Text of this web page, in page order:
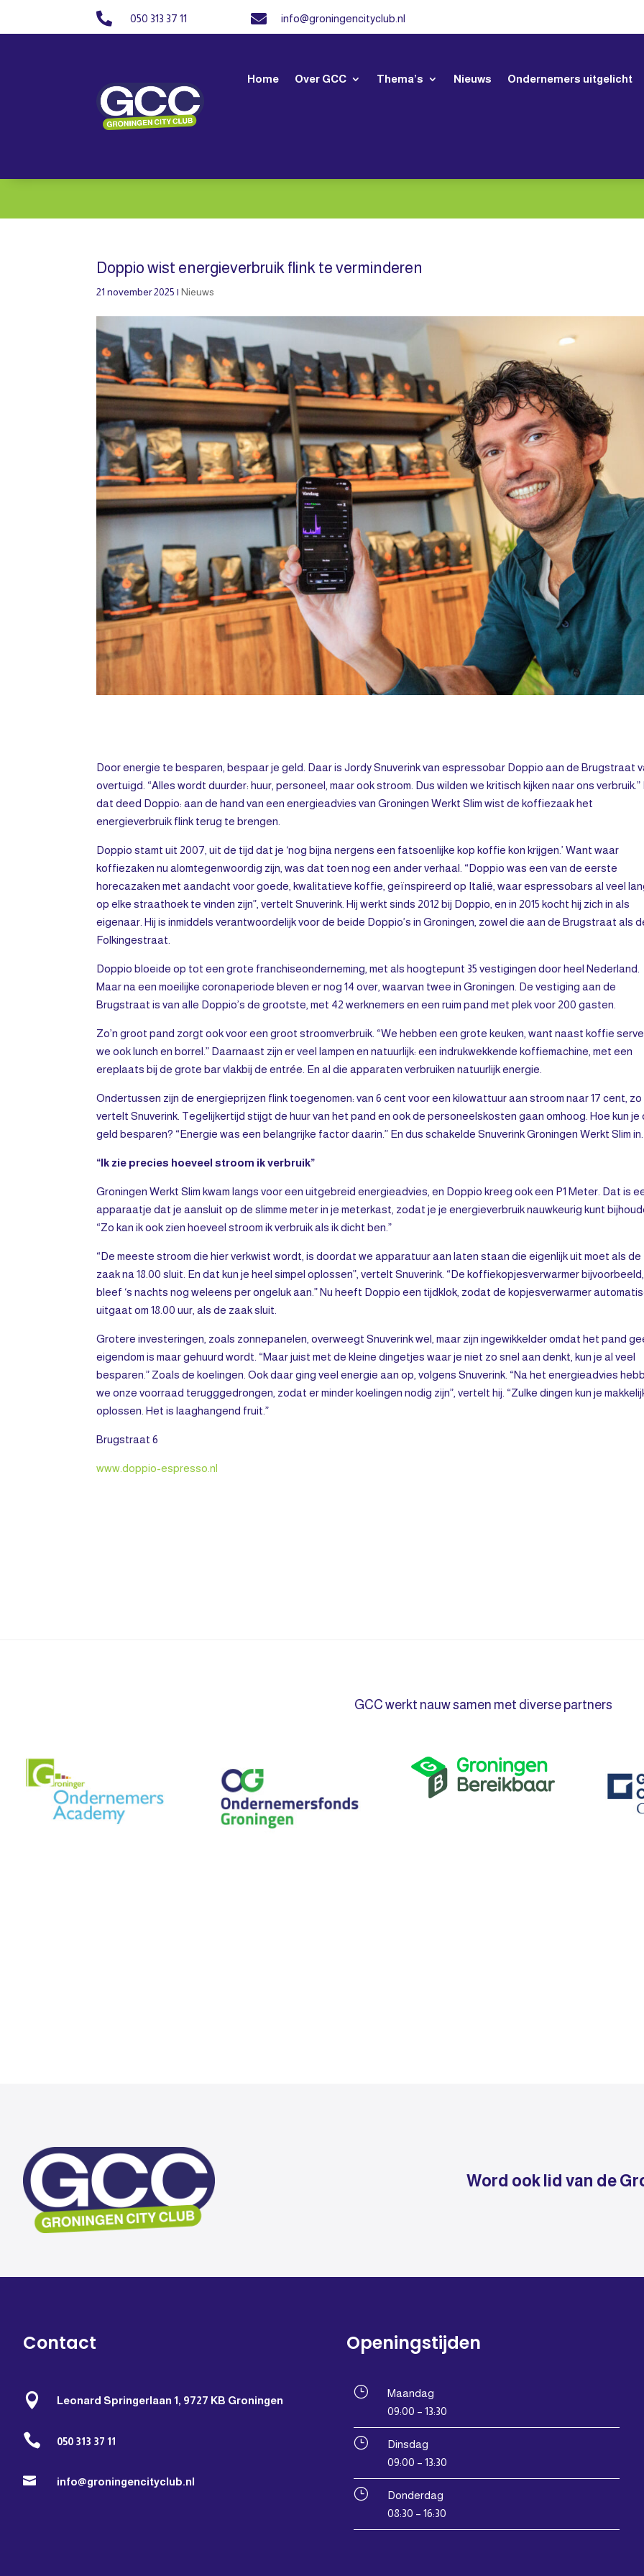
 050 313 37 11  info@groningencityclub.nl
Home Over GCC Thema’s Nieuws Ondernemers uitgelicht
Doppio wist energieverbruik flink te verminderen
21 november 2025 |Nieuws
Door energie te besparen, bespaar je geld. Daar is Jordy Snuverink van espressobar Doppio aan de Brugstraat
overtuigd. “Alles wordt duurder: huur, personeel, maar ook stroom. Dus wilden we kritisch kijken naar ons verbruik.”
dat deed Doppio: aan de hand van een energieadvies van Groningen Werkt Slim wist de koffiezaak het
energieverbruik flink terug te brengen.
Doppio stamt uit 2007, uit de tijd dat je ‘nog bijna nergens een fatsoenlijke kop koffie kon krijgen.’ Want waar
koffiezaken nu alomtegenwoordig zijn, was dat toen nog een ander verhaal. “Doppio was een van de eerste
horecazaken met aandacht voor goede, kwalitatieve koffie, geïnspireerd op Italië, waar espressobars al veel
op elke straathoek te vinden zijn”, vertelt Snuverink. Hij werkt sinds 2012 bij Doppio, en in 2015 kocht hij zich in als
eigenaar. Hij is inmiddels verantwoordelijk voor de beide Doppio’s in Groningen, zowel die aan de Brugstraat als
Folkingestraat.
Doppio bloeide op tot een grote franchiseonderneming, met als hoogtepunt 35 vestigingen door heel Nederland.
Maar na een moeilijke coronaperiode bleven er nog 14 over, waarvan twee in Groningen. De vestiging aan de
Brugstraat is van alle Doppio’s de grootste, met 42 werknemers en een ruim pand met plek voor 200 gasten.
Zo’n groot pand zorgt ook voor een groot stroomverbruik. “We hebben een grote keuken, want naast koffie
we ook lunch en borrel.” Daarnaast zijn er veel lampen en natuurlijk: een indrukwekkende koffiemachine, met een
ereplaats bij de grote bar vlakbij de entrée. En al die apparaten verbruiken natuurlijk energie.
Ondertussen zijn de energieprijzen flink toegenomen: van 6 cent voor een kilowattuur aan stroom naar 17 cent, zo
vertelt Snuverink. Tegelijkertijd stijgt de huur van het pand en ook de personeelskosten gaan omhoog. Hoe kun je
geld besparen? “Energie was een belangrijke factor daarin.” En dus schakelde Snuverink Groningen Werkt Slim in.
“Ik zie precies hoeveel stroom ik verbruik”
Groningen Werkt Slim kwam langs voor een uitgebreid energieadvies, en Doppio kreeg ook een P1 Meter. Dat is
apparaatje dat je aansluit op de slimme meter in je meterkast, zodat je je energieverbruik nauwkeurig kunt
“Zo kan ik ook zien hoeveel stroom ik verbruik als ik dicht ben.”
“De meeste stroom die hier verkwist wordt, is doordat we apparatuur aan laten staan die eigenlijk uit moet als de
zaak na 18.00 sluit. En dat kun je heel simpel oplossen”, vertelt Snuverink. “De koffiekopjesverwarmer
bleef ‘s nachts nog weleens per ongeluk aan.” Nu heeft Doppio een tijdklok, zodat de kopjesverwarmer
uitgaat om 18.00 uur, als de zaak sluit.
Grotere investeringen, zoals zonnepanelen, overweegt Snuverink wel, maar zijn ingewikkelder omdat het pand
eigendom is maar gehuurd wordt. “Maar juist met de kleine dingetjes waar je niet zo snel aan denkt, kun je al veel
besparen.” Zoals de koelingen. Ook daar ging veel energie aan op, volgens Snuverink. “Na het energieadvies
we onze voorraad terugggedrongen, zodat er minder koelingen nodig zijn”, vertelt hij. “Zulke dingen kun je
oplossen. Het is laaghangend fruit.”
Brugstraat 6
www.doppio-espresso.nl
GCC werkt nauw samen met diverse partners
Word ook lid van de
Contact
 Leonard Springerlaan 1, 9727 KB Groningen
 050 313 37 11
 info@groningencityclub.nl
Openingstijden
}
Maandag
09:00 – 13:30
}
Dinsdag
09:00 – 13:30
}
Donderdag
08:30 – 16:30